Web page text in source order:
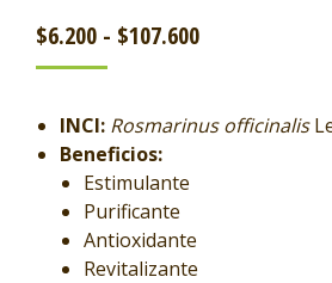
$6.200 - $107.600
INCI: Rosmarinus officinalis
Beneficios:
Estimulante
Purificante
Antioxidante
Revitalizante